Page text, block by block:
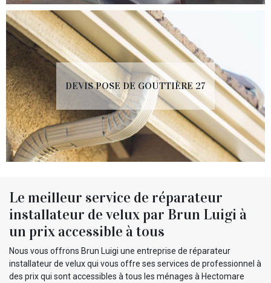
DEVIS POSE DE GOUTTIÈRE 27
Le meilleur service de réparateur
installateur de velux par Brun Luigi à
un prix accessible à tous
Nous vous offrons Brun Luigi une entreprise de réparateur
installateur de velux qui vous offre ses services de professionnel à
des prix qui sont accessibles à tous les ménages à Hectomare